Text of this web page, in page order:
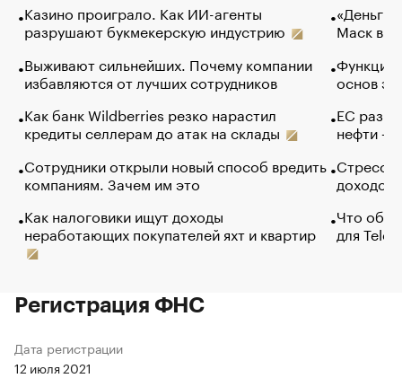
Казино проиграло. Как ИИ-агенты
разрушают букмекерскую индустрию
Выживают сильнейших. Почему компании
избавляются от лучших сотрудников
Как банк Wildberries резко нарастил
кредиты селлерам до атак на склады
Сотрудники открыли новый способ вредить
компаниям. Зачем им это
Как налоговики ищут доходы
неработающих покупателей яхт и квартир
«Деньги
Маск в
Функции
основ
ЕС
нефти —
Стресс
доходов
Что
для
Регистрация ФНС
Дата регистрации
12 июля 2021